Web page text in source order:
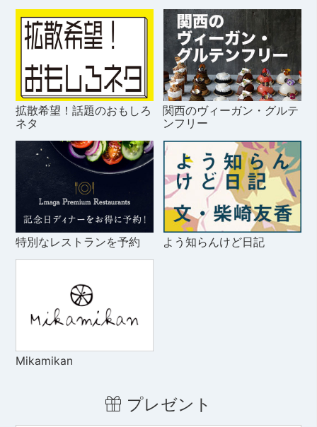
拡散希望！話題のおもしろ
ネタ
関西のヴィーガン・グルテ
ンフリー
特別なレストランを予約 よう知らんけど日記
Mikamikan
プレゼント